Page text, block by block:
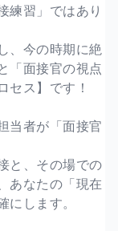
練習」ではあり
、今の時期に絶
「面接官の視点
セス】です！
当者が「面接官
と、その場での
あなたの「現在
します。